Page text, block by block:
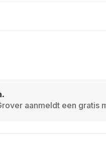
aanmeldt een gratis